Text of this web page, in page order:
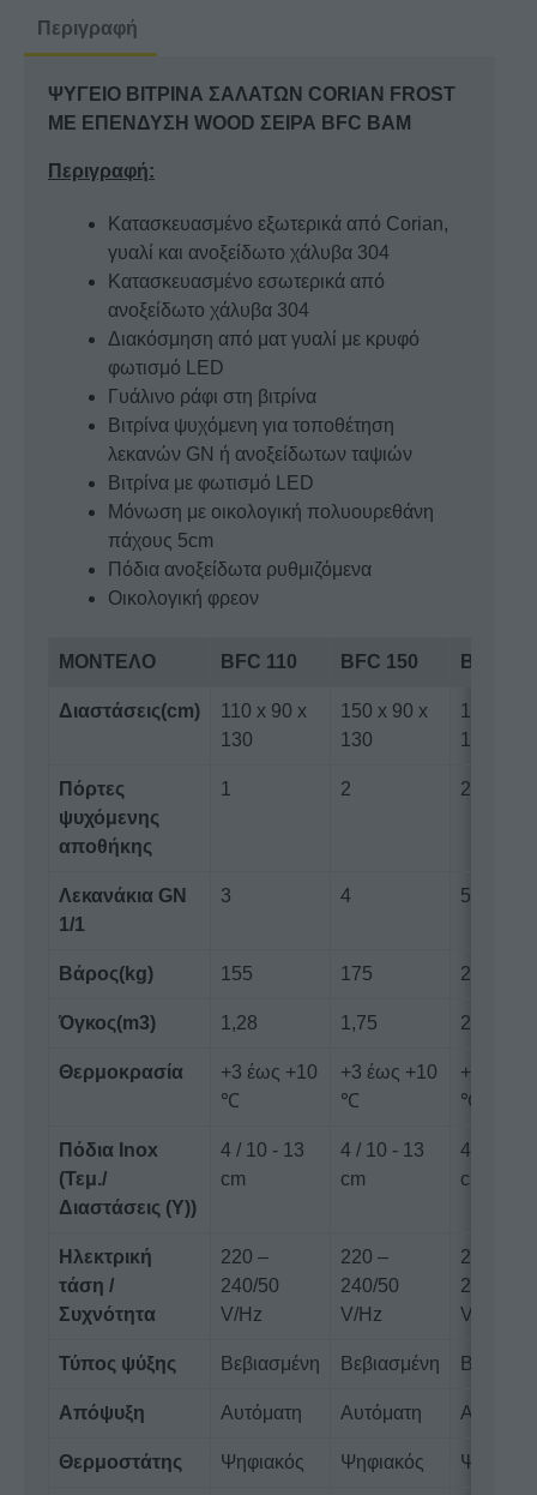
ΜΕ
ΕΠΕΝΔΥΣΗ
ΣΕΙΡΑ
BFC
BAM
Περιγραφή
ΨΥΓΕΙΟ ΒΙΤΡΙΝΑ ΣΑΛΑΤΩΝ CORIAN FROST
ΜΕ ΕΠΕΝΔΥΣΗ WOOD ΣΕΙΡΑ BFC BAM
Περιγραφή:
Κατασκευασμένο εξωτερικά από Corian,
γυαλί και ανοξείδωτο χάλυβα 304
Κατασκευασμένο εσωτερικά από
ανοξείδωτο χάλυβα 304
Διακόσμηση από ματ γυαλί με κρυφό
φωτισμό LED
Γυάλινο ράφι στη βιτρίνα
Βιτρίνα ψυχόμενη για τοποθέτηση
λεκανών GN ή ανοξείδωτων ταψιών
Βιτρίνα με φωτισμό LED
Μόνωση με οικολογική πολυουρεθάνη
πάχους 5cm
Πόδια ανοξείδωτα ρυθμιζόμενα
Οικολογική φρεον
ΜΟΝΤΕΛΟ ΒFC 110 BFC 150 BFC 180
Διαστάσεις(cm)
110 x 90 x
130
150 x 90 x
130
180 x 90
130
Πόρτες
ψυχόμενης
αποθήκης
1 2 2
Λεκανάκια GN
1/1
3 4 5
Βάρος(kg) 155 175 200
Όγκος(m3) 1,28 1,75 2,10
Θερμοκρασία
+3 έως +10
℃
+3 έως +10
℃
+3 έως
℃
Πόδια Inox
(Τεμ./
Διαστάσεις (Υ))
4 / 10 - 13
cm
4 / 10 - 13
cm
4 / 10 -
cm
Ηλεκτρική
τάση /
Συχνότητα
220 –
240/50
V/Hz
220 –
240/50
V/Hz
220 –
240/50
V/Hz
Τύπος ψύξης Βεβιασμένη Βεβιασμένη
Απόψυξη Αυτόματη Αυτόματη
Θερμοστάτης Ψηφιακός Ψηφιακός